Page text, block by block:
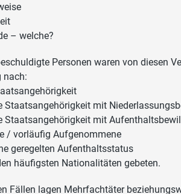
– welche?
Personen waren von diesen
nach:
Staatsangehörigkeit mit
Staatsangehörigkeit mit
/ vorläufig Aufgenommene
geregelten Aufenthaltsstatus
häufigsten Nationalitäten gebeten.
Fällen lagen Mehrfachtäter